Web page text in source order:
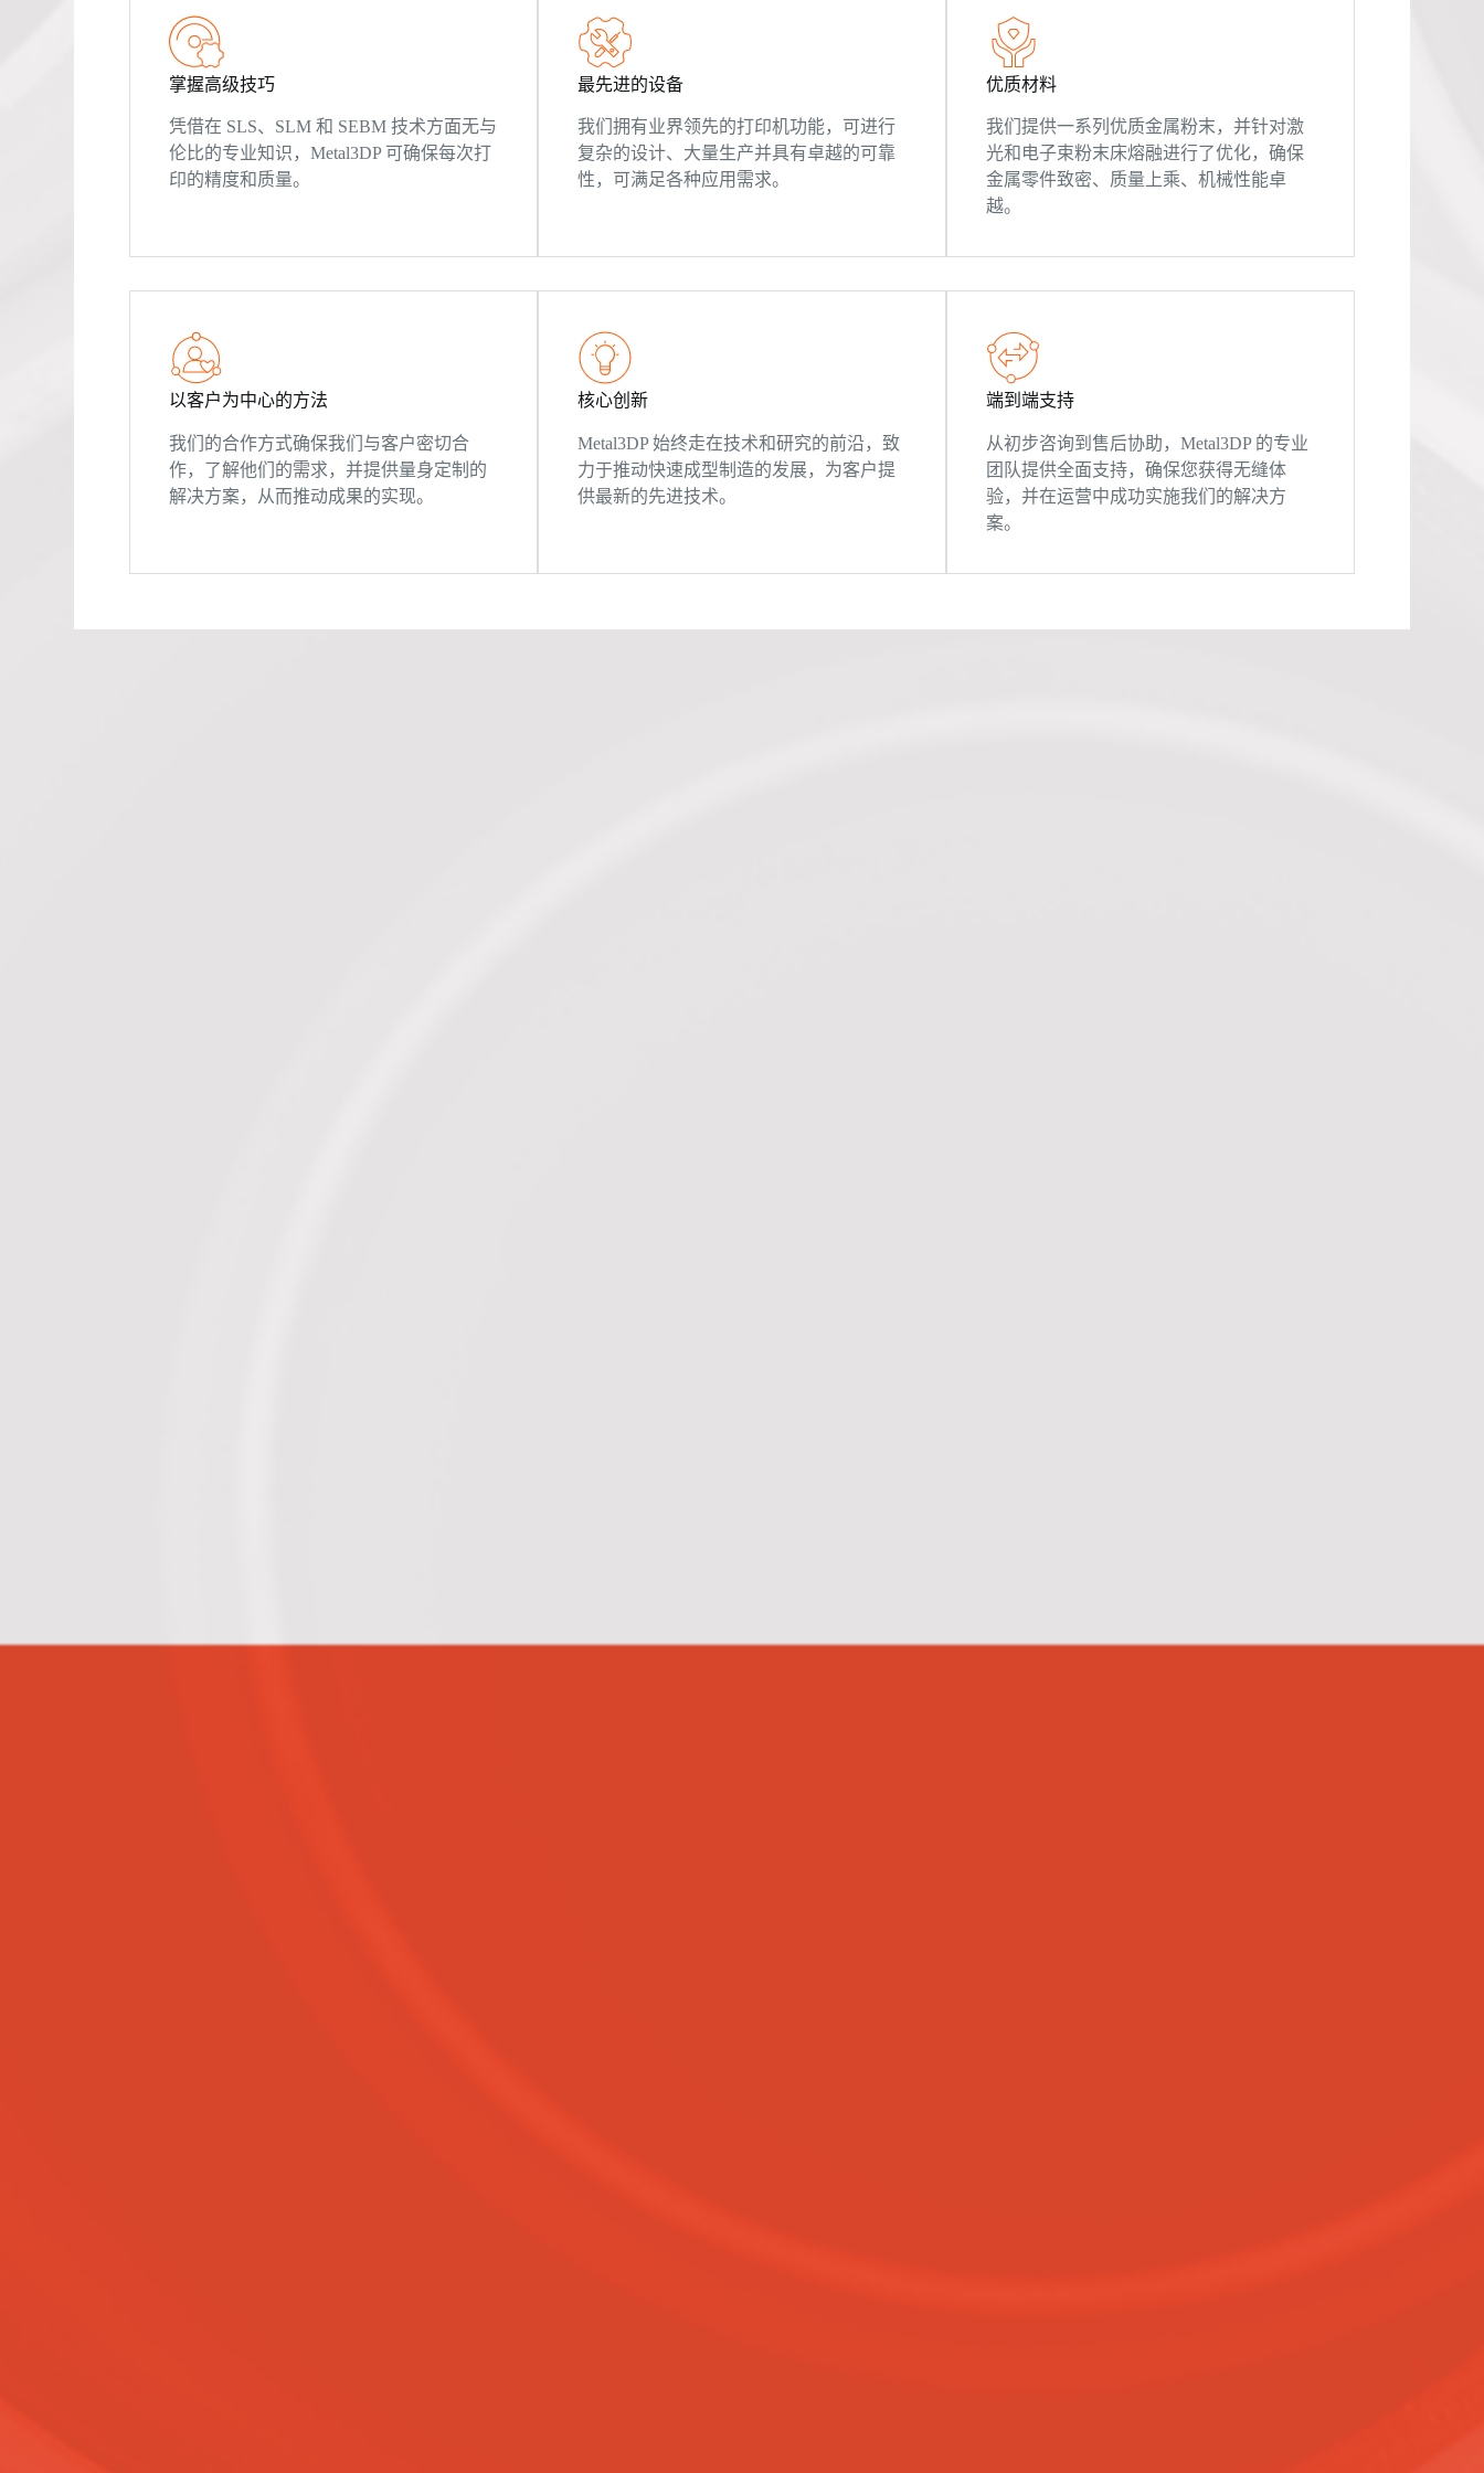
掌握高级技巧
凭借在 SLS、SLM 和 SEBM 技术方面无与
伦比的专业知识，Metal3DP 可确保每次打
印的精度和质量。
最先进的设备
我们拥有业界领先的打印机功能，可进行
复杂的设计、大量生产并具有卓越的可靠
性，可满足各种应用需求。
优质材料
我们提供一系列优质金属粉末，并针对激
光和电子束粉末床熔融进行了优化，确保
金属零件致密、质量上乘、机械性能卓
越。
以客户为中心的方法
我们的合作方式确保我们与客户密切合
作，了解他们的需求，并提供量身定制的
解决方案，从而推动成果的实现。
核心创新
Metal3DP 始终走在技术和研究的前沿，致
力于推动快速成型制造的发展，为客户提
供最新的先进技术。
端到端支持
从初步咨询到售后协助，Metal3DP 的专业
团队提供全面支持，确保您获得无缝体
验，并在运营中成功实施我们的解决方
案。